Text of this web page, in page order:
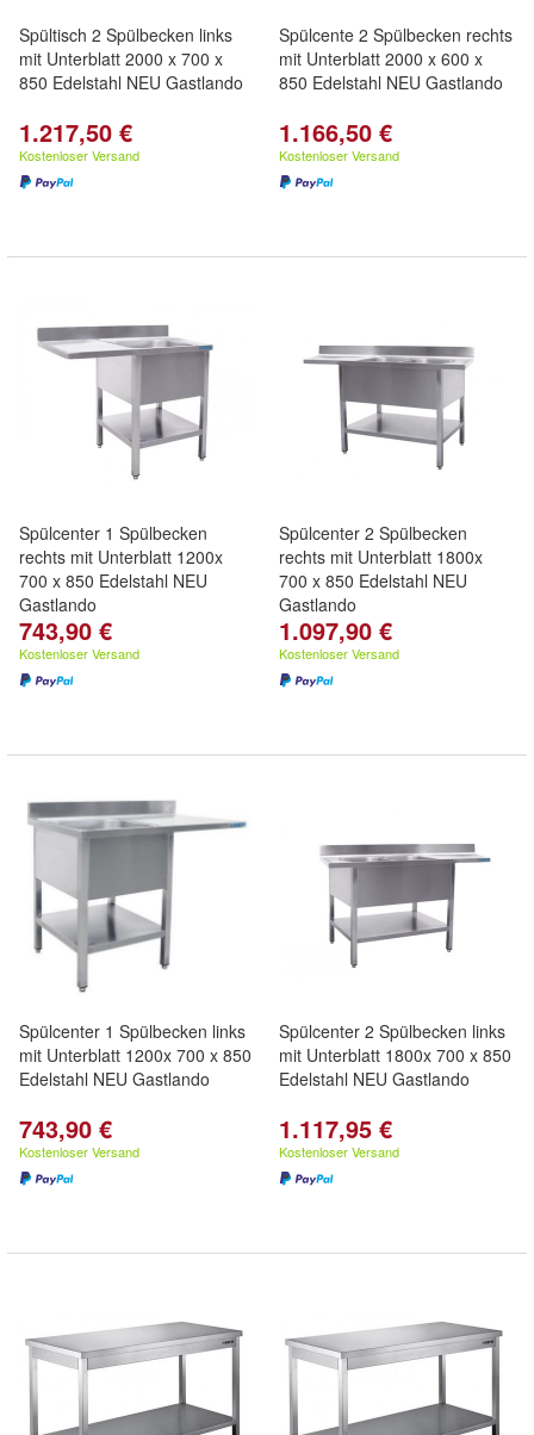
Spültisch 2 Spülbecken links
mit Unterblatt 2000 x 700 x
850 Edelstahl NEU Gastlando
1.217,50 €
Kostenloser Versand
Spülcente 2 Spülbecken rechts
mit Unterblatt 2000 x 600 x
850 Edelstahl NEU Gastlando
1.166,50 €
Kostenloser Versand
Spülcenter 1 Spülbecken
rechts mit Unterblatt 1200x
700 x 850 Edelstahl NEU
Gastlando
743,90 €
Kostenloser Versand
Spülcenter 2 Spülbecken
rechts mit Unterblatt 1800x
700 x 850 Edelstahl NEU
Gastlando
1.097,90 €
Kostenloser Versand
Spülcenter 1 Spülbecken links
mit Unterblatt 1200x 700 x 850
Edelstahl NEU Gastlando
743,90 €
Kostenloser Versand
Spülcenter 2 Spülbecken links
mit Unterblatt 1800x 700 x 850
Edelstahl NEU Gastlando
1.117,95 €
Kostenloser Versand